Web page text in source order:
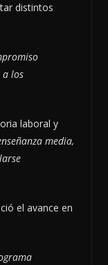
distintos
los
laboral y
media,
el avance en